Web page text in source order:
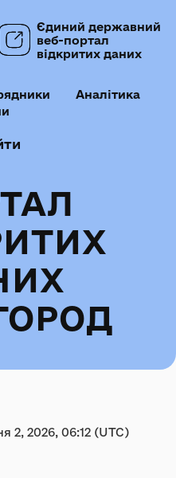
Єдиний державний
веб-портал
відкритих даних
Аналітика
2, 2026, 06:12 (UTC)